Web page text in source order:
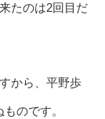
たのは2回目だ
から、平野歩
のです。